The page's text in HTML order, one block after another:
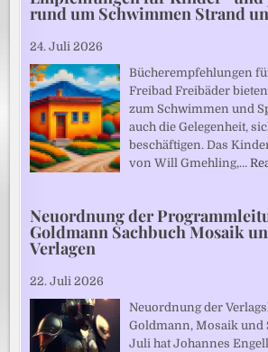
rund um Schwimmen Strand
24. Juli 2026
Bücherempfehlungen
Freibad Freibäder
zum Schwimmen und
auch die Gelegenheit,
beschäftigen. Das
von Will Gmehling,…
Neuordnung der
Goldmann Sachbuch Mosaik
Verlagen
22. Juli 2026
Neuordnung der
Goldmann, Mosaik und
Juli hat Johannes